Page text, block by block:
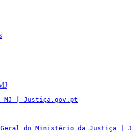
MJ | Justiça.gov.pt
Geral do Ministério da Justiça |